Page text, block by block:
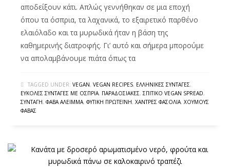
αποδείξουν κάτι. Απλώς γεννήθηκαν σε μια εποχή
όπου τα όσπρια, τα λαχανικά, το εξαιρετικό παρθένο
ελαιόλαδο και τα μυρωδικά ήταν η βάση της
καθημερινής διατροφής. Γι’ αυτό και σήμερα μπορούμε
να απολαμβάνουμε πιάτα όπως τα
TAGGED UNDER: VEGAN, VEGAN RECIPES, ΕΛΛΗΝΙΚΈΣ ΣΥΝΤΑΓΈΣ,
ΕΎΚΟΛΕΣ ΣΥΝΤΑΓΈΣ ΜΕ ΌΣΠΡΙΑ, ΠΑΡΑΔΟΣΙΑΚΈΣ, ΣΠΙΤΙΚΌ VEGAN SPREAD,
ΣΥΝΤΑΓΉ, ΦΆΒΑ ΆΛΕΙΜΜΑ, ΦΥΤΙΚΉ ΠΡΩΤΕΪ́ΝΗ, ΧΆΝΤΡΕΣ ΦΑΣΌΛΙΑ, ΧΟΎΜΟΥΣ
ΦΆΒΑΣ